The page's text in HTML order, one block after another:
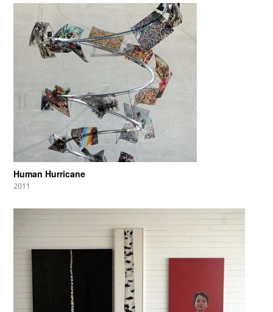
Human Hurricane
2011